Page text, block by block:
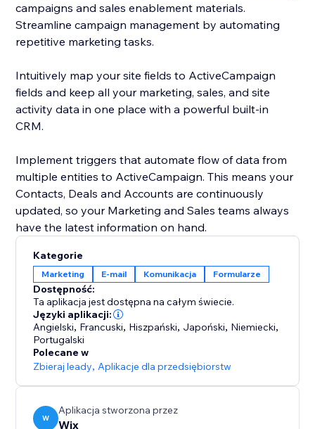
campaigns and sales enablement materials.
Streamline campaign management by automating
repetitive marketing tasks.
Intuitively map your site fields to ActiveCampaign
fields and keep all your marketing, sales, and site
activity data in one place with a powerful built-in
CRM.
Implement triggers that automate flow of data from
multiple entities to ActiveCampaign. This means your
Contacts, Deals and Accounts are continuously
updated, so your Marketing and Sales teams always
Kategorie
Marketing E-mail Komunikacja Formularze
Dostępność:
Ta aplikacja jest dostępna na całym świecie.
Języki aplikacji:
Angielski, Francuski, Hiszpański, Japoński, Niemiecki,
Portugalski
Polecane w
Zbieraj leady, Aplikacje dla przedsiębiorstw
W
Aplikacja stworzona przez
Wix